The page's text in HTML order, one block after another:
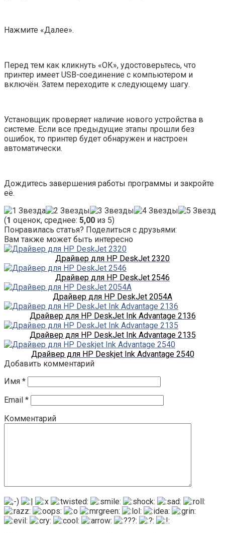
Нажмите «Далее».
Перед тем как кликнуть «ОК», удостоверьтесь, что
принтер имеет USB-соединение с компьютером и
включён. Затем переходите к следующему шагу.
Установщик проверяет наличие нового устройства в
системе. Если все предыдущие этапы прошли без
ошибок, то принтер будет обнаружен и настроен
автоматически.
Дождитесь завершения работы программы и закройте
её.
(1 оценок, среднее: 5,00 из 5)
Понравилась статья? Поделиться с друзьями:
Вам также может быть интересно
Драйвер для HP DeskJet 2320
Драйвер для HP DeskJet 2546
Драйвер для HP DeskJet 2054A
Драйвер для HP DeskJet Ink Advantage 2136
Драйвер для HP DeskJet Ink Advantage 2135
Драйвер для HP Deskjet Ink Advantage 2540
Добавить комментарий
Имя *
Email *
Комментарий